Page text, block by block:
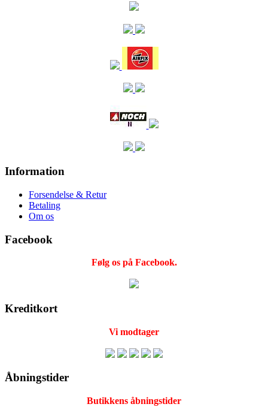
Information
Forsendelse & Retur
Betaling
Om os
Facebook
Følg os på Facebook.
Kreditkort
Vi modtager
Åbningstider
Butikkens åbningstider